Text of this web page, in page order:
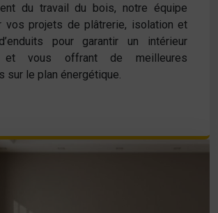
du travail du bois, notre équipe
vos projets de plâtrerie, isolation et
pour garantir un intérieur
et vous offrant de meilleures
sur le plan énergétique.